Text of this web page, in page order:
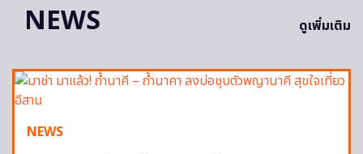
NEWS
ดูเพิ่มเติม
NEWS